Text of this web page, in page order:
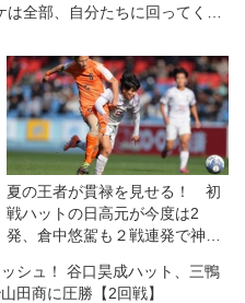
は全部、自分たちに回ってく
夏の王者が貫禄を見せる！ 初
戦ハットの日高元が今度は2
発、倉中悠駕も２戦連発で神村
戦】
シュ！ 谷口昊成ハット、三鴨
田商に圧勝【2回戦】